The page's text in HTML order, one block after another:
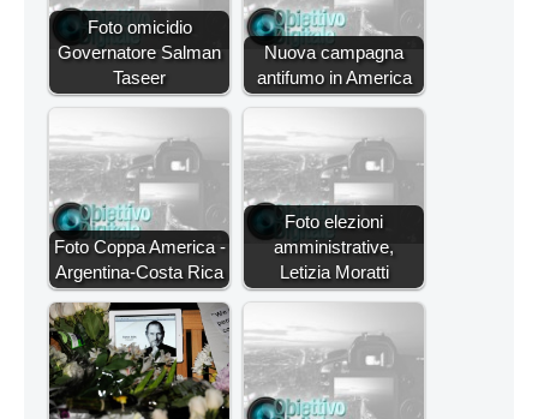
Foto omicidio
Governatore Salman
Taseer
Nuova campagna
antifumo in America
Foto Coppa America -
Argentina-Costa Rica
Foto elezioni
amministrative,
Letizia Moratti